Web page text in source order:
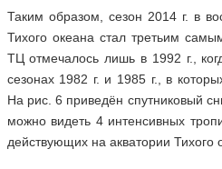
Таким образом, сезон 2014 г. в
Тихого океана стал третьим
ТЦ отмечалось лишь в 1992 г.,
сезонах 1982 г. и 1985 г., в
На рис. 6 приведён спутниковый
можно видеть 4 интенсивных
действующих на акватории Тихого